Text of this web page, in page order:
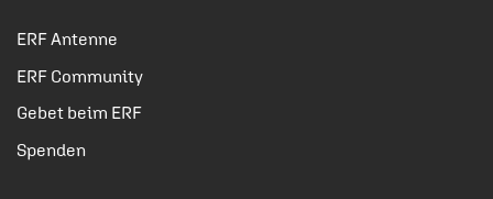
ERF Antenne
ERF Community
Gebet beim ERF
Spenden